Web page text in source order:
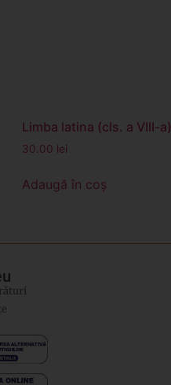
Limba latina (cls. a VIII-a)
30.00 lei
Adaugă în coș